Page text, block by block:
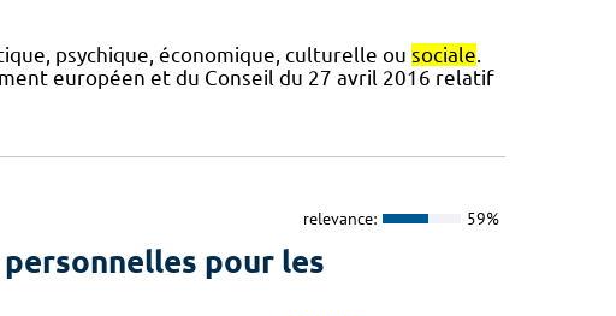
psychique, économique, culturelle ou sociale.
européen et du Conseil du 27 avril 2016 relatif
relevance: 59%
pour les